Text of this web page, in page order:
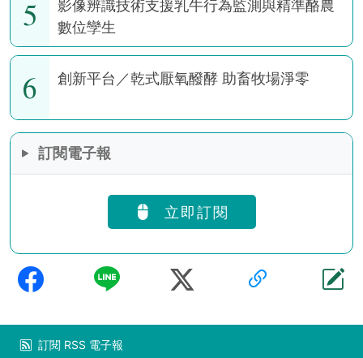
5
影像辨識技術支援乳牛行為監測與精準酪農
數位孿生
6 創新平台／乾式厭氧醱酵 助畜牧場淨零
訂閱電子報
立即訂閱
訂閱 RSS 電子報